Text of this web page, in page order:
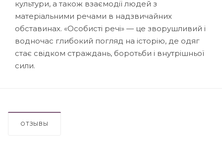
культури, а також взаємодії людей з
матеріальними речами в надзвичайних
обставинах. «Особисті речі» — це зворушливий і
водночас глибокий погляд на історію, де одяг
стає свідком страждань, боротьби і внутрішньої
сили.
ОТЗЫВЫ